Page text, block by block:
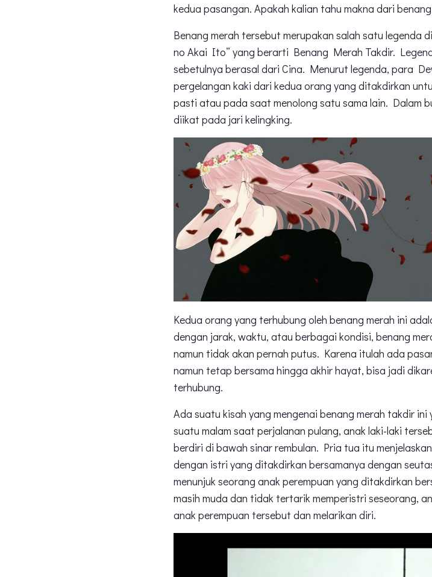
kedua pasangan. Apakah kalian tahu makna dari
Benang merah tersebut merupakan salah satu legenda
no Akai Ito” yang berarti Benang Merah Takdir.
sebetulnya berasal dari Cina. Menurut legenda, para
pergelangan kaki dari kedua orang yang ditakdirkan
pasti atau pada saat menolong satu sama lain. Dalam
diikat pada jari kelingking.
Kedua orang yang terhubung oleh benang merah ini
dengan jarak, waktu, atau berbagai kondisi, benang
namun tidak akan pernah putus. Karena itulah ada
namun tetap bersama hingga akhir hayat, bisa jadi
terhubung.
Ada suatu kisah yang mengenai benang merah takdir
suatu malam saat perjalanan pulang, anak laki-laki
berdiri di bawah sinar rembulan. Pria tua itu
dengan istri yang ditakdirkan bersamanya dengan
menunjuk seorang anak perempuan yang ditakdirkan
masih muda dan tidak tertarik memperistri seseorang,
anak perempuan tersebut dan melarikan diri.